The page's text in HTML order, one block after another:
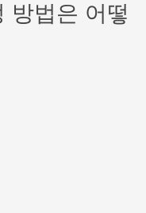
방법은 어떻